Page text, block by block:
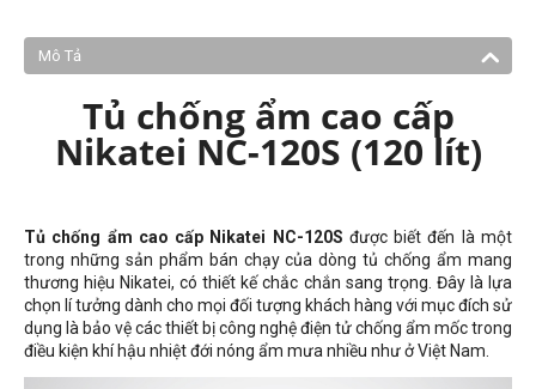
Mô Tả
Tủ chống ẩm cao cấp
Nikatei NC-120S (120 lít)
Tủ chống ẩm cao cấp Nikatei NC-120S được biết đến là một
trong những sản phẩm bán chạy của dòng tủ chống ẩm mang
thương hiệu Nikatei, có thiết kế chắc chắn sang trọng. Đây là lựa
chọn lí tưởng dành cho mọi đối tượng khách hàng với mục đích sử
dụng là bảo vệ các thiết bị công nghệ điện tử chống ẩm mốc trong
điều kiện khí hậu nhiệt đới nóng ẩm mưa nhiều như ở Việt Nam.